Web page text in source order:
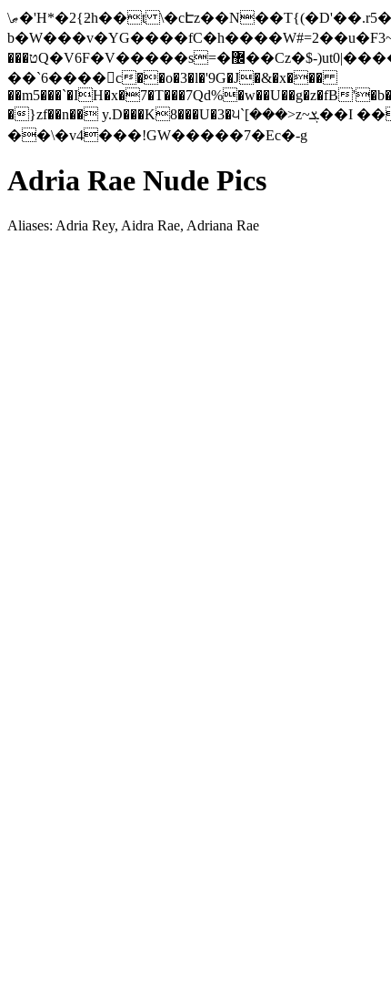
\ޠ�'H*�2{ƻh��t \�cԷz��N��T{(�D'��.r5�3�c-�{z�Ds�|]�r�4_`�l�ݛ� �����,�5<�kt�����`,�k4e�f�a
���טQ�V6F�V�����s=�޼��Cz�$-)ut0|���� ��^�+�W<���S�� �Mҭ��v�l*cw���4�{]ٔ� 6�9 �
��`6����c��o�3�l�'9G�J�&�x���
��m5���`�IH�x�7�T���7Qd%�w��U��g�z�fB
�}zf��n�� y.D���K8���U�3�੫`[���>z~ܮ��I ����0a�)��MI8�� ӆ�� ��g1�,e�-P�������17 ��E�I;���A=ؤ��f
��\�v4���!GW�����7�Ec�-g
Adria Rae Nude Pics
Aliases: Adria Rey, Aidra Rae, Adriana Rae